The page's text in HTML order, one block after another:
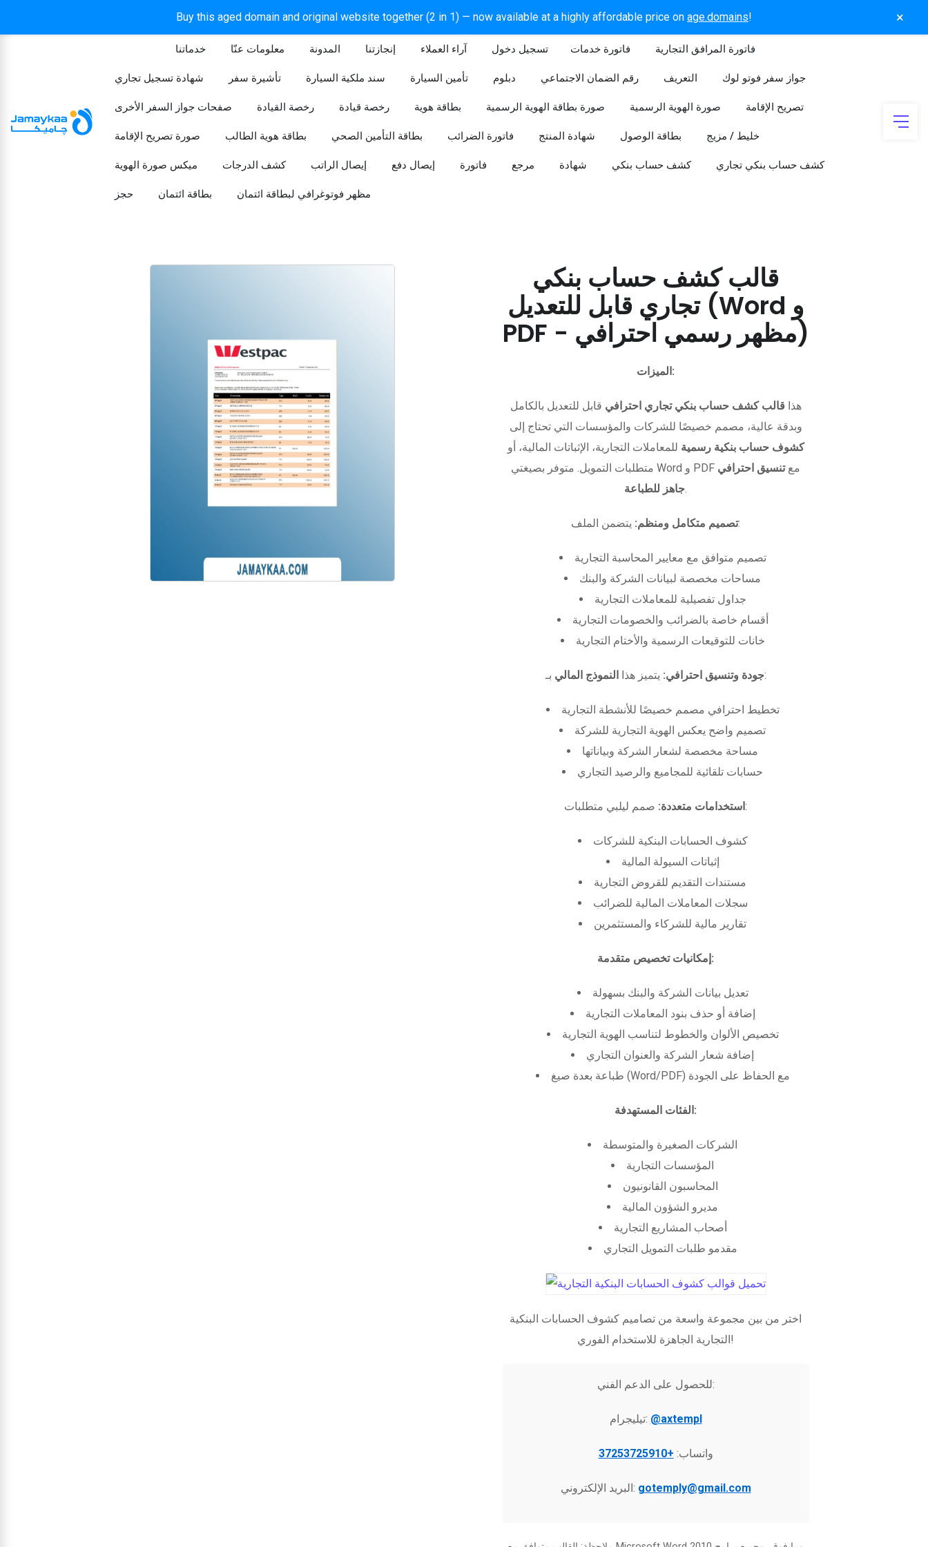
Buy this aged domain and original website together (2 in 1) — now available at a highly affordable price on age.domains! ×
خدماتنا معلومات عنّا المدونة إنجازتنا آراء العملاء تسجيل دخول​ فاتورة خدمات فاتورة المرافق التجارية
شهادة تسجيل تجاري تأشيرة سفر سند ملكية السيارة تأمين السيارة دبلوم رقم الضمان الاجتماعي التعريف جواز سفر فوتو لوك
صفحات جواز السفر الأخرى رخصة القيادة رخصة قيادة بطاقة هوية صورة بطاقة الهوية الرسمية صورة الهوية الرسمية تصريح الإقامة
صورة تصريح الإقامة بطاقة هوية الطالب بطاقة التأمين الصحي فاتورة الضرائب شهادة المنتج بطاقة الوصول خليط / مزيج
ميكس صورة الهوية كشف الدرجات إيصال الراتب إيصال دفع فاتورة مرجع شهادة كشف حساب بنكي كشف حساب بنكي تجاري
حجز بطاقة ائتمان مظهر فوتوغرافي لبطاقة ائتمان
قالب كشف حساب بنكي
تجاري قابل للتعديل (Word و
PDF - مظهر رسمي احترافي)
الميزات:
هذا قالب كشف حساب بنكي تجاري احترافي قابل للتعديل بالكامل
وبدقة عالية، مصمم خصيصًا للشركات والمؤسسات التي تحتاج إلى
كشوف حساب بنكية رسمية للمعاملات التجارية، الإثباتات المالية، أو
متطلبات التمويل. متوفر بصيغتي Word و PDF معتنسيق احترافي
جاهز للطباعة.
تصميم متكامل ومنظم:يتضمن الملف:
تصميم متوافق مع معايير المحاسبة التجارية
مساحات مخصصة لبيانات الشركة والبنك
جداول تفصيلية للمعاملات التجارية
أقسام خاصة بالضرائب والخصومات التجارية
خانات للتوقيعات الرسمية والأختام التجارية
جودة وتنسيق احترافي: يتميز هذا النموذج المالي بـ:
تخطيط احترافي مصمم خصيصًا للأنشطة التجارية
تصميم واضح يعكس الهوية التجارية للشركة
مساحة مخصصة لشعار الشركة وبياناتها
حسابات تلقائية للمجاميع والرصيد التجاري
استخدامات متعددة:صمم ليلبي متطلبات:
كشوف الحسابات البنكية للشركات
إثباتات السيولة المالية
مستندات التقديم للقروض التجارية
سجلات المعاملات المالية للضرائب
تقارير مالية للشركاء والمستثمرين
إمكانيات تخصيص متقدمة:
تعديل بيانات الشركة والبنك بسهولة
إضافة أو حذف بنود المعاملات التجارية
تخصيص الألوان والخطوط لتناسب الهوية التجارية
إضافة شعار الشركة والعنوان التجاري
طباعة بعدة صيغ (Word/PDF) مع الحفاظ على الجودة
الفئات المستهدفة:
الشركات الصغيرة والمتوسطة
المؤسسات التجارية
المحاسبون القانونيون
مديرو الشؤون المالية
أصحاب المشاريع التجارية
مقدمو طلبات التمويل التجاري
اختر من بين مجموعة واسعة من تصاميم كشوف الحسابات البنكية
التجارية الجاهزة للاستخدام الفوري!
للحصول على الدعم الفني:
تيليجرام: @axtempl
واتساب: +37253725910
البريد الإلكتروني: gotemply@gmail.com